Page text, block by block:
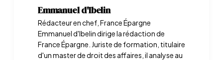
Emmanuel d'Ibelin
Rédacteur en chef, France Épargne
Emmanuel d'Ibelin dirige la rédaction de
France Épargne. Juriste de formation, titulaire
d'un master de droit des affaires, il analyse au